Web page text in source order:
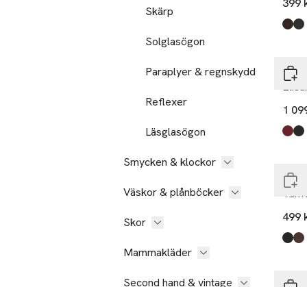
Skärp
Solglasögon
Paraplyer & regnskydd
Reflexer
Läsglasögon
Smycken & klockor
Väskor & plånböcker
Skor
Mammakläder
Second hand & vintage
399
Dark
Black
1
Dark
Black
Å
499
Black
Dark